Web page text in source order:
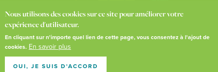
© Liège Créative -Vie privée-Cookies
Pour l'environnement, merci d'éviter d'imprimer ces pages si ce
Nous utilisons des cookies sur ce site pour améliorer votre
expérience d'utilisateur.
En cliquant sur n'importe quel lien de cette page, vous consentez à l'ajout de
cookies. En savoir plus
OUI, JE SUIS D'ACCORD